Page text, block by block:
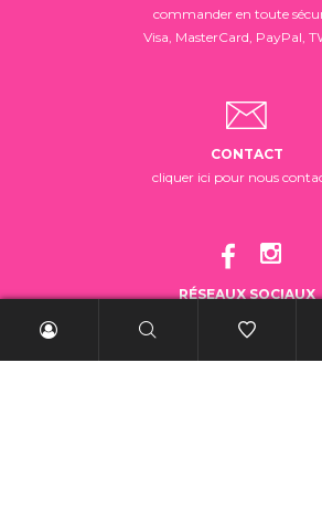
commander en toute
Visa, MasterCard, PayPal,
CONTACT
cliquer ici pour nous
RÉSEAUX SOCIAUX